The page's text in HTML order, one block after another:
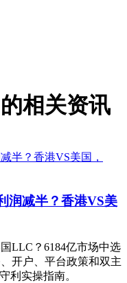
相关资讯
润减半？香港VS美
LLC？6184亿市场中选
开户、平台政策和双主
利实操指南。